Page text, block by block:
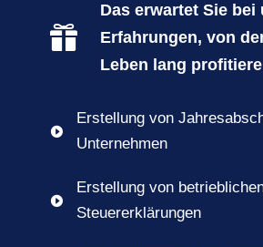

Das erwartet Sie bei
Erfahrungen, von
Leben lang

Erstellung von
Unternehmen

Erstellung von
Steuererklärungen